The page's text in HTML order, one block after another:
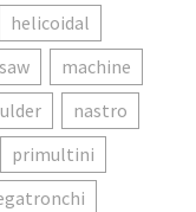
helicoidal
machine
nastro
primultini